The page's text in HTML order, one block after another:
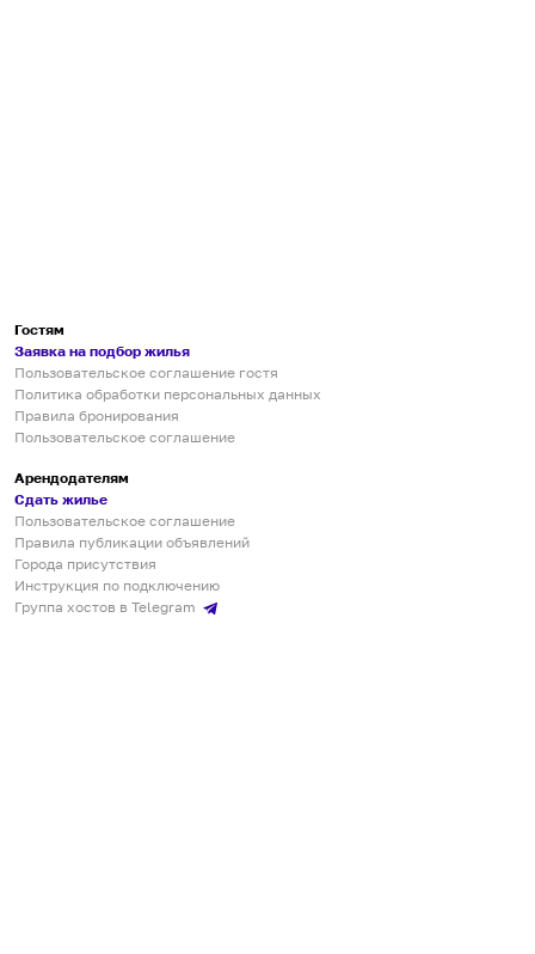
Гостям
Заявка на подбор жилья
Пользовательское соглашение гостя
Политика обработки персональных данных
Правила бронирования
Пользовательское соглашение
Арендодателям
Сдать жилье
Пользовательское соглашение
Правила публикации объявлений
Города присутствия
Инструкция по подключению
Группа хостов в Telegram